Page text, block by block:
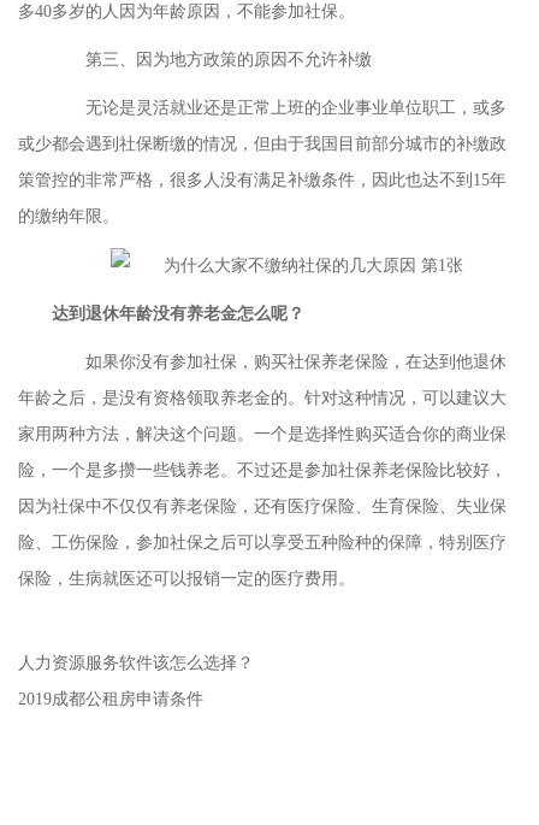
多40多岁的人因为年龄原因，不能参加社保。
第三、因为地方政策的原因不允许补缴
无论是灵活就业还是正常上班的企业事业单位职工，或多
或少都会遇到社保断缴的情况，但由于我国目前部分城市的补缴政
策管控的非常严格，很多人没有满足补缴条件，因此也达不到15年
的缴纳年限。
达到退休年龄没有养老金怎么呢？
如果你没有参加社保，购买社保养老保险，在达到他退休
年龄之后，是没有资格领取养老金的。针对这种情况，可以建议大
家用两种方法，解决这个问题。一个是选择性购买适合你的商业保
险，一个是多攒一些钱养老。不过还是参加社保养老保险比较好，
因为社保中不仅仅有养老保险，还有医疗保险、生育保险、失业保
险、工伤保险，参加社保之后可以享受五种险种的保障，特别医疗
保险，生病就医还可以报销一定的医疗费用。
人力资源服务软件该怎么选择？
2019成都公租房申请条件